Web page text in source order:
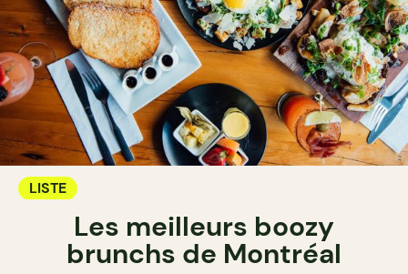
LISTE
Les meilleurs boozy
brunchs de Montréal